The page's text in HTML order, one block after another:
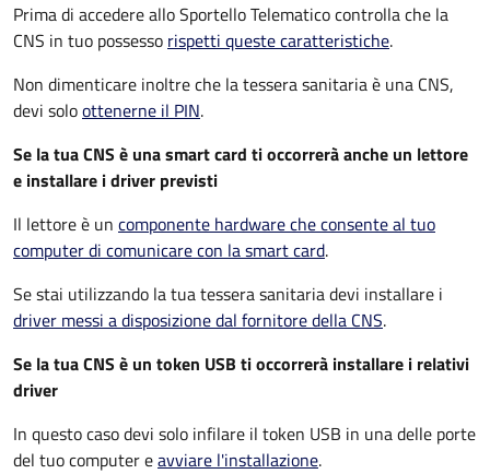
Prima di accedere allo Sportello Telematico controlla che la
CNS in tuo possesso rispetti queste caratteristiche.
Non dimenticare inoltre che la tessera sanitaria è una CNS,
devi soloottenerne il PIN.
Se la tua CNS è una smart card ti occorrerà anche un lettore
e installare i driver previsti
Il lettore è un componente hardware che consente al tuo
computer di comunicare con la smart card.
Se stai utilizzando la tua tessera sanitaria devi installare i
driver messi a disposizione dal fornitore della CNS.
Se la tua CNS è un token USB ti occorrerà installare i relativi
driver
In questo caso devi solo infilare il token USB in una delle porte
del tuo computer eavviare l'installazione.